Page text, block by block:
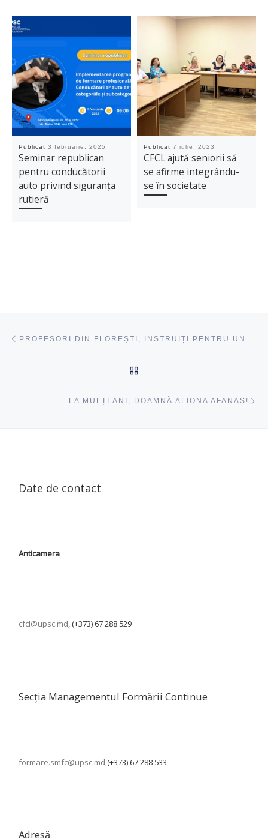
Publicat3 februarie, 2025
Seminar republican
pentru conducătorii
auto privind siguranța
rutieră
Publicat7 iulie, 2023
CFCL ajută seniorii să
se afirme integrându-
se în societate
LA MULȚI ANI, DOAMNĂ ALIONA AFANAS!
Date de contact
Anticamera
cfcl@upsc.md, (+373) 67 288 529
Secția Managementul Formării Continue
formare.smfc@upsc.md ,(+373) 67 288 533
Adresă